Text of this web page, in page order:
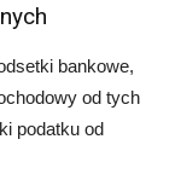
bankowe,
od tych
podatku od